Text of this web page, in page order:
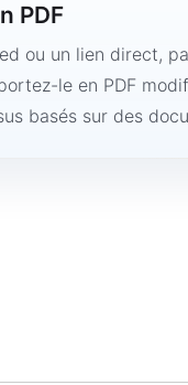
PDF
ou un lien direct,
le en PDF
basés sur des